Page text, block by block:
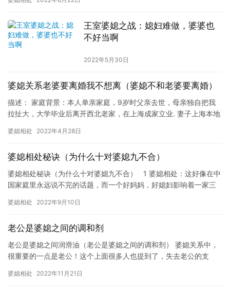
每一…
王室婆媳之战：媳妇难做，婆婆也
不好当啊
2022年5月30日
婆媳关系老婆要离婚我不想离（婆媳不和老婆要离婚）
描述： 家庭背景：本人单亲家庭，9岁时父亲去世，母亲独自把我
拉扯大，大学毕业后离开西北老家，在上海成家立业. 妻子上海本地
婆媳相处 2022年4月28日
婆媳相处秘诀（为什么十对婆媳九不合）
婆媳相处秘诀（为什么十对婆媳九不合） 1 婆媳相处：这好像在中
国家庭里永远说不完的话题，而一个好妈妈，好媳妇影响着一家三
婆媳相处 2022年9月10日
老公是婆媳之间的调和剂
老公是婆媳之间润滑油（老公是婆媳之间的调和剂） 婆媳关系中，
很重要的一点是老公！这个上面很多人也提到了，失去老公的支
的话…
婆媳相处 2022年11月21日